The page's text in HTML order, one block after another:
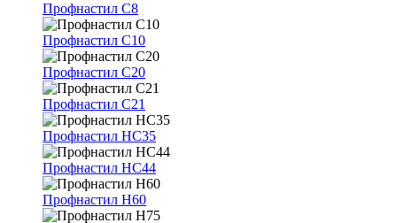
Профнастил С8
Профнастил С10
Профнастил С20
Профнастил С21
Профнастил НС35
Профнастил НС44
Профнастил Н60